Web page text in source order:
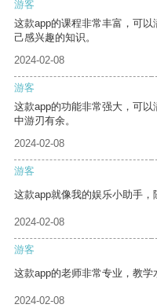
游客
这款app的课程非常丰富，可
己感兴趣的知识。
2024-02-08
游客
这款app的功能非常强大，可
中游刃有余。
2024-02-08
游客
这款app就像我的娱乐小助手，
2024-02-08
游客
这款app的老师非常专业，教学
2024-02-08